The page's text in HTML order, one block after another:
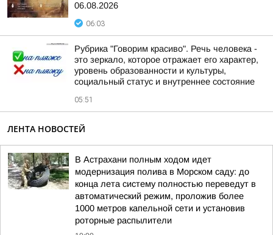
06.08.2026
06:03
Рубрика "Говорим красиво". Речь человека -
это зеркало, которое отражает его характер,
уровень образованности и культуры,
социальный статус и внутреннее состояние
05:51
ЛЕНТА НОВОСТЕЙ
В Астрахани полным ходом идет
модернизация полива в Морском саду: до
конца лета систему полностью переведут в
автоматический режим, проложив более
1000 метров капельной сети и установив
роторные распылители